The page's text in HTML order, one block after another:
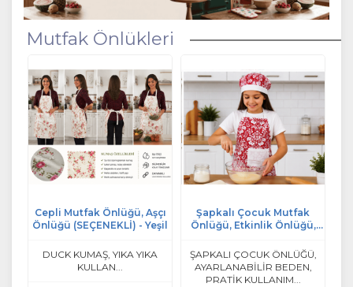
Mutfak Önlükleri
Cepli Mutfak Önlüğü, Aşçı
Önlüğü (SEÇENEKLİ) - Yeşil
DUCK KUMAŞ, YIKA YIKA
KULLAN...
Şapkalı Çocuk Mutfak
Önlüğü, Etkinlik Önlüğü,
Kırmızı Beyaz
ŞAPKALI ÇOCUK ÖNLÜĞÜ,
AYARLANABİLİR BEDEN,
PRATİK KULLANIM...